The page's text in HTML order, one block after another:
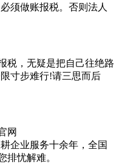
须做账报税。否则法人
税，无疑是把自己往绝路
寸步难行!请三思而后
网
耕企业服务十余年，全国
排忧解难。